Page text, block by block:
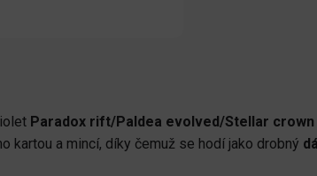
Paradox rift/Paldea evolved/Stellar crown
kartou a mincí, díky čemuž se hodí jako drobný